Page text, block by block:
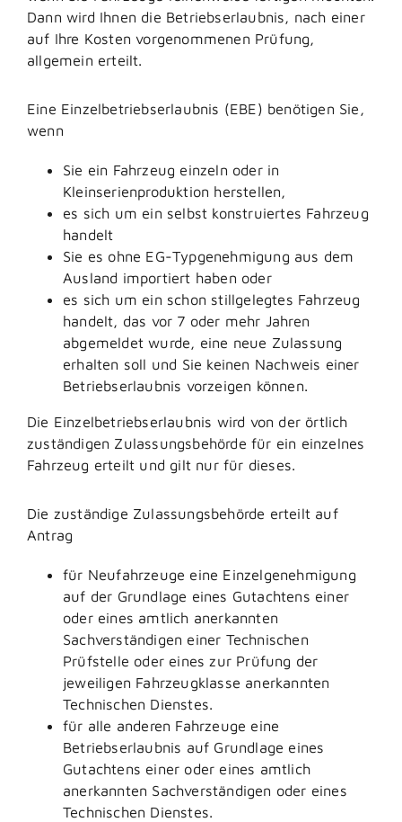
Dann wird Ihnen die Betriebserlaubnis, nach einer
auf Ihre Kosten vorgenommenen Prüfung,
allgemein erteilt.
Eine Einzelbetriebserlaubnis (EBE) benötigen Sie,
wenn
Sie ein Fahrzeug einzeln oder in
Kleinserienproduktion herstellen,
es sich um ein selbst konstruiertes Fahrzeug
handelt
Sie es ohne EG-Typgenehmigung aus dem
Ausland importiert haben oder
es sich um ein schon stillgelegtes Fahrzeug
handelt, das vor 7 oder mehr Jahren
abgemeldet wurde, eine neue Zulassung
erhalten soll und Sie keinen Nachweis einer
Betriebserlaubnis vorzeigen können.
Die Einzelbetriebserlaubnis wird von der örtlich
zuständigen Zulassungsbehörde für ein einzelnes
Fahrzeug erteilt und gilt nur für dieses.
Die zuständige Zulassungsbehörde erteilt auf
Antrag
für Neufahrzeuge eine Einzelgenehmigung
auf der Grundlage eines Gutachtens einer
oder eines amtlich anerkannten
Sachverständigen einer Technischen
Prüfstelle oder eines zur Prüfung der
jeweiligen Fahrzeugklasse anerkannten
Technischen Dienstes.
für alle anderen Fahrzeuge eine
Betriebserlaubnis auf Grundlage eines
Gutachtens einer oder eines amtlich
anerkannten Sachverständigen oder eines
Technischen Dienstes.